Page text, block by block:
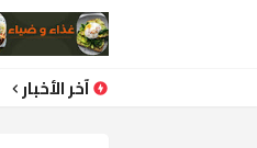
آخر الأخبار